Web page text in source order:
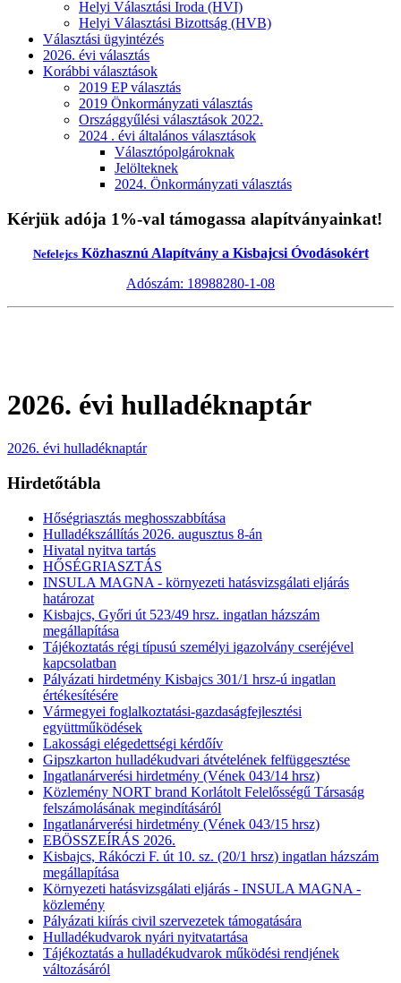
Helyi Választási Iroda (HVI)
Helyi Választási Bizottság (HVB)
Választási ügyintézés
2026. évi választás
Korábbi választások
2019 EP választás
2019 Önkormányzati választás
Országgyűlési választások 2022.
2024 . évi általános választások
Választópolgároknak
Jelölteknek
2024. Önkormányzati választás
Kérjük adója 1%-val támogassa alapítványainkat!
NefelejcsKözhasznú Alapítvány a Kisbajcsi Óvodásokért
Adószám: 18988280-1-08
2026. évi hulladéknaptár
2026. évi hulladéknaptár
Hirdetőtábla
Hőségriasztás meghosszabbítása
Hulladékszállítás 2026. augusztus 8-án
Hivatal nyitva tartás
HŐSÉGRIASZTÁS
INSULA MAGNA - környezeti hatásvizsgálati eljárás
határozat
Kisbajcs, Győri út 523/49 hrsz. ingatlan házszám
megállapítása
Tájékoztatás régi típusú személyi igazolvány cseréjével
kapcsolatban
Pályázati hirdetmény Kisbajcs 301/1 hrsz-ú ingatlan
értékesítésére
Vármegyei foglalkoztatási-gazdaságfejlesztési
együttműködések
Lakossági elégedettségi kérdőív
Gipszkarton hulladékudvari átvételének felfüggesztése
Ingatlanárverési hirdetmény (Vének 043/14 hrsz)
Közlemény NORT brand Korlátolt Felelősségű Társaság
felszámolásának megindításáról
Ingatlanárverési hirdetmény (Vének 043/15 hrsz)
EBÖSSZEÍRÁS 2026.
Kisbajcs, Rákóczi F. út 10. sz. (20/1 hrsz) ingatlan házszám
megállapítása
Környezeti hatásvizsgálati eljárás - INSULA MAGNA -
közlemény
Pályázati kiírás civil szervezetek támogatására
Hulladékudvarok nyári nyitvatartása
Tájékoztatás a hulladékudvarok működési rendjének
változásáról